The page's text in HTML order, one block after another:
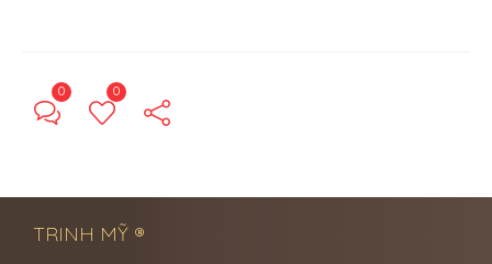
0 0
TRINH MỸ ®